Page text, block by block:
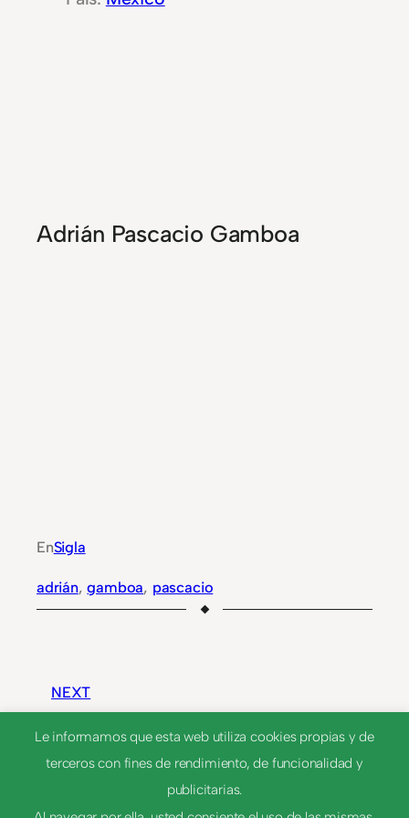
Adrián Pascacio Gamboa
EnSigla
adrián, gamboa, pascacio
NEXT
Le informamos que esta web utiliza cookies propias y de
terceros con fines de rendimiento, de funcionalidad y
publicitarias.